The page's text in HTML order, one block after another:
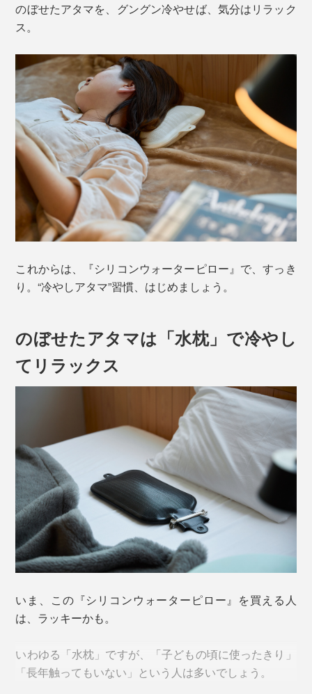
のぼせたアタマを、グングン冷やせば、気分はリラック
ス。
これからは、『シリコンウォーターピロー』で、すっき
り。“冷やしアタマ”習慣、はじめましょう。
のぼせたアタマは「水枕」で冷やし
てリラックス
いま、この『シリコンウォーターピロー』を買える人
は、ラッキーかも。
いわゆる「水枕」ですが、「子どもの頃に使ったきり」
「長年触ってもいない」という人は多いでしょう。